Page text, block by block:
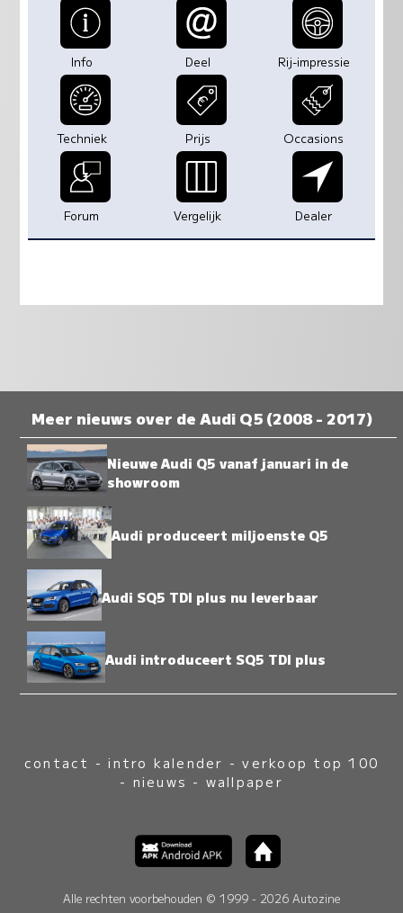
Info Deel Rij-impressie
Techniek Prijs Occasions
Forum Vergelijk Dealer
Meer nieuws over de Audi Q5 (2008 - 2017)
Nieuwe Audi Q5 vanaf januari in de
showroom
Audi produceert miljoenste Q5
Audi SQ5 TDI plus nu leverbaar
Audi introduceert SQ5 TDI plus
contact -intro kalender -verkoop top 100
- nieuws - wallpaper
Alle rechten voorbehouden © 1999 - 2026 Autozine